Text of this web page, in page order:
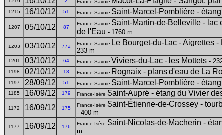
France-Savoie
1215 16/10/12 51 France-Savoie Saint-Marcel-Pomblière -
1207 05/10/12 87
France-Savoie Saint-Martin-de-Belleville - lac
de l'Eau - 1760 m
1203 03/10/12 772
France-Savoie Le Bourget-du-Lac - Aigrettes -
233 m
1201 03/10/12 64 France-Savoie Viviers-du-Lac - les Mottets -
1198 02/10/12 13 France-Savoie Rognaix - plans d'eau de La
1197 28/09/12 51 France-Savoie Saint-Marcel-Pomblière -
1185 16/09/12 179 France-Isère Saint-Aupré - étang du Vivier
1172 16/09/12 175
France-Isère Saint-Étienne-de-Crossey -
- 400 m
1177 16/09/12 176
France-Isère Saint-Nicolas-de-Macherin -
m